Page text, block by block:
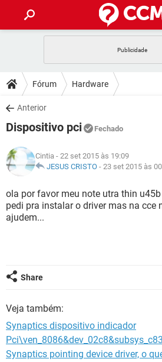
CELULAR
OUTLOOK
INSTAGRAM
GUIA DE COMPRAS
DICAS
JOGOS
INSTAGRAM
GUIA DE COMPRAS
DOWNLOADS
JOGOS
CELULAR
OUTLOOK EXCEL
INSTAGRAM GMAIL
GUIA DE COMPRAS
FÓRUM
JOGOS
CELULAR
OUTLOOK EXCEL
INSTAGRAM
GLOSSÁRIO
JOGOS
CELULAR
GUIA DE COMPRAS
Fórum Hardware
Anterior
Dispositivo pci Fechado
Cintia - 22 set 2015 às 19:09
JESUS CRISTO - 23 set 2015 às
ola por favor meu note utra thin
pedi pra instalar o driver mas na cce
ajudem...
Share
Veja também:
Synaptics dispositivo indicador
Synaptics pointing device driver, o